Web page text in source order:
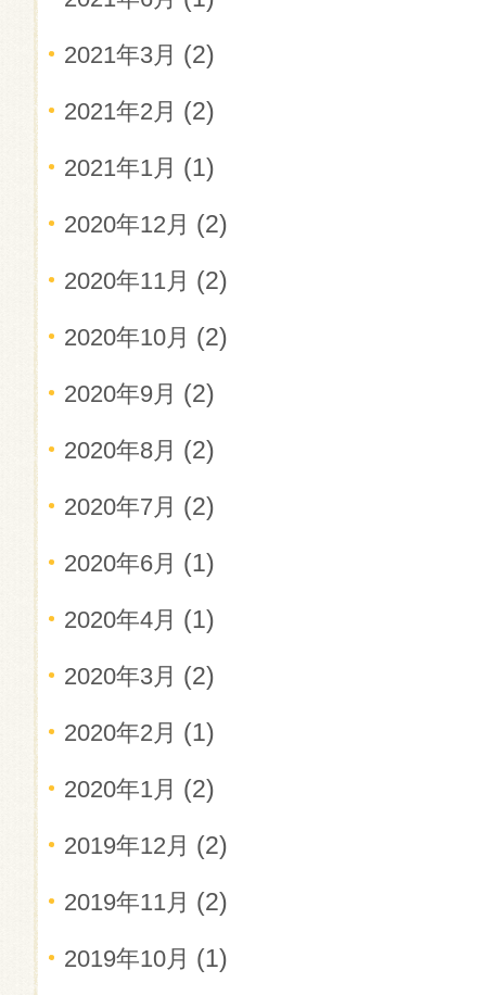
2021年3月 (2)
2021年2月 (2)
2021年1月 (1)
2020年12月 (2)
2020年11月 (2)
2020年10月 (2)
2020年9月 (2)
2020年8月 (2)
2020年7月 (2)
2020年6月 (1)
2020年4月 (1)
2020年3月 (2)
2020年2月 (1)
2020年1月 (2)
2019年12月 (2)
2019年11月 (2)
2019年10月 (1)